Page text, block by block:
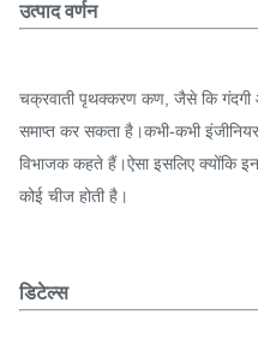
उत्पाद वर्णन
चक्रवाती पृथक्करण कण, जैसे कि गंदगी
समाप्त कर सकता है।कभी-कभी
विभाजक कहते हैं।ऐसा इसलिए क्योंकि
कोई चीज होती है।
डिटेल्स